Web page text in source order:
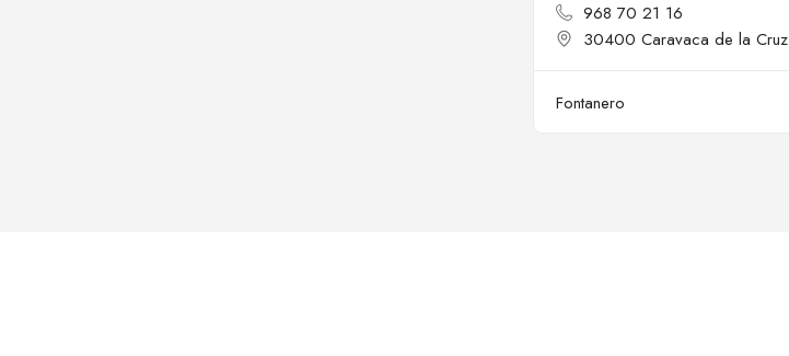
968 70 21 16
30400 Caravaca de la Cruz
Fontanero